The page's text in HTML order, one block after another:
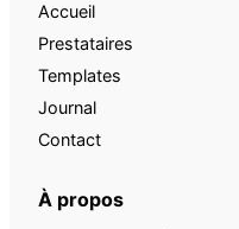
Accueil
Prestataires
Templates
Journal
Contact
À propos